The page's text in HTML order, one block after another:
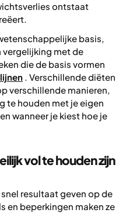
ontstaat
basis,
vergelijking met de
die de basis vormen
. Verschillende diëten
verschillende manieren,
te houden met je eigen
wanneer je kiest hoe je
vol te houden zijn
resultaat geven op de
en beperkingen maken ze